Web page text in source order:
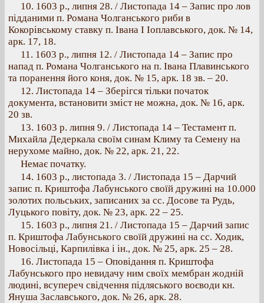
10. 1603 p., липня 28. / Листопада 14 – Запис про лов
підданими п. Романа Чолганського риби в
Кокорівському ставку п. Івана I Іоплавського, док. № 14,
арк. 17, 18.
11. 1603 p., липня 12. / Листопада 14 – Запис про
напад п. Романа Чолганського на п. Івана Плавинського
та поранення його коня, док. № 15, арк. 18 зв. – 20.
12. Листопада 14 – Зберігся тільки початок
документа, встановити зміст не можна, док. № 16, арк.
20 зв.
13. 1603 р. липня 9. / Листопада 14 – Тестамент п.
Михайла Дедеркала своїм синам Климу та Семену на
нерухоме майно, док. № 22, арк. 21, 22.
Немає початку.
14. 1603 p., листопада 3. / Листопада 15 – Дарчий
запис п. Криштофа Лабунського своїй дружині на 10.000
золотих польських, записаних за сс. Досове та Рудь,
Луцького повіту, док. № 23, арк. 22 – 25.
15. 1603 p., липня 21. / Листопада 15 – Дарчий запис
п. Криштофа Лабунського своїй дружині на сс. Ходик,
Новосільці, Карпилівка і ін., док. № 25, арк. 25 – 28.
16. Листопада 15 – Оповідання п. Криштофа
Лабунського про невидачу ним своїх мембран жодній
людині, всупереч свідчення підляського воєводи кн.
Януша Заславського, док. № 26, арк. 28.